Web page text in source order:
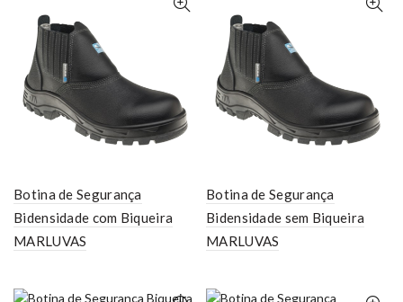
Botina de Segurança
Bidensidade com Biqueira
MARLUVAS
Botina de Segurança
Bidensidade sem Biqueira
MARLUVAS